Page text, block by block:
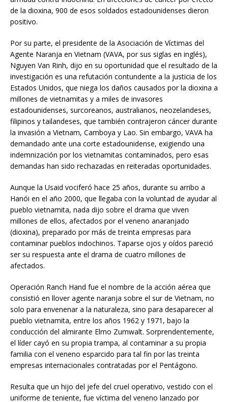
de la dioxina, 900 de esos soldados estadounidenses dieron
positivo.
Por su parte, el presidente de la Asociación de Víctimas del
Agente Naranja en Vietnam (VAVA, por sus siglas en inglés),
Nguyen Van Rinh, dijo en su oportunidad que el resultado de la
investigación es una refutación contundente a la justicia de los
Estados Unidos, que niega los daños causados por la dioxina a
millones de vietnamitas y a miles de invasores
estadounidenses, surcoreanos, australianos, neozelandeses,
filipinos y tailandeses, que también contrajeron cáncer durante
la invasión a Vietnam, Camboya y Lao. Sin embargo, VAVA ha
demandado ante una corte estadounidense, exigiendo una
indemnización por los vietnamitas contaminados, pero esas
demandas han sido rechazadas en reiteradas oportunidades.
Aunque la Usaid vociferó hace 25 años, durante su arribo a
Hanói en el año 2000, que llegaba con la voluntad de ayudar al
pueblo vietnamita, nada dijo sobre el drama que viven
millones de ellos, afectados por el veneno anaranjado
(dioxina), preparado por más de treinta empresas para
contaminar pueblos indochinos. Taparse ojos y oídos pareció
ser su respuesta ante el drama de cuatro millones de
afectados.
Operación Ranch Hand fue el nombre de la acción aérea que
consistió en llover agente naranja sobre el sur de Vietnam, no
solo para envenenar a la naturaleza, sino para desaparecer al
pueblo vietnamita, entre los años 1962 y 1971, bajo la
conducción del almirante Elmo Zumwalt. Sorprendentemente,
el líder cayó en su propia trampa, al contaminar a su propia
familia con el veneno esparcido para tal fin por las treinta
empresas internacionales contratadas por el Pentágono.
Resulta que un hijo del jefe del cruel operativo, vestido con el
uniforme de teniente, fue víctima del veneno lanzado por